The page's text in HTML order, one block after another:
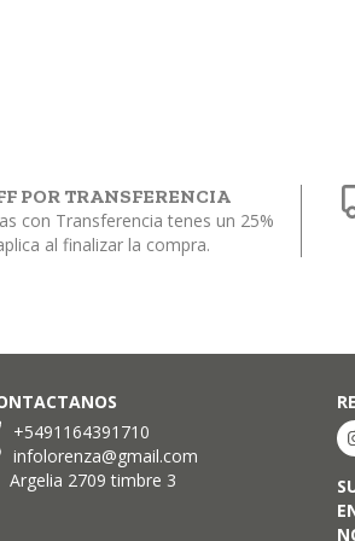
POR TRANSFERENCIA
con Transferencia tenes un 25%
al finalizar la compra.
+5491164391710
infolorenza@gmail.com
Argelia 2709 timbre 3